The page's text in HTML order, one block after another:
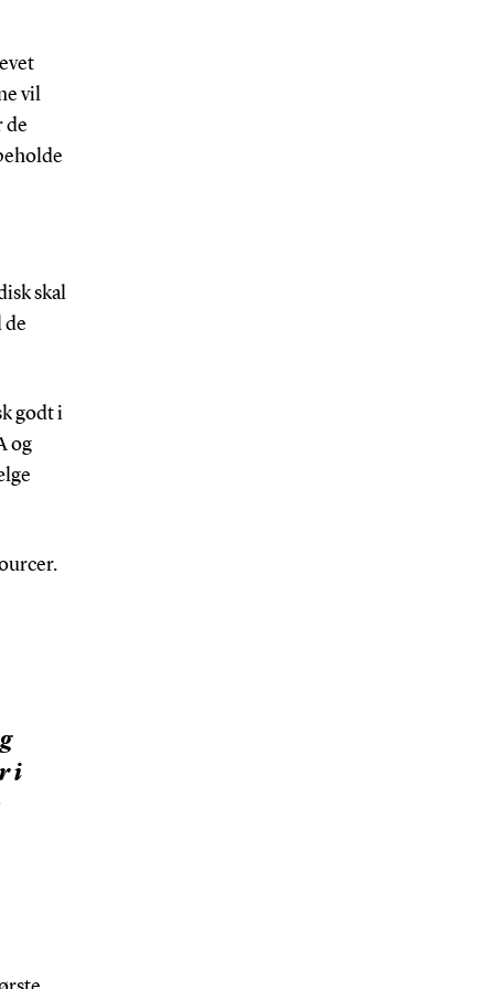
vil
de
skal
de
godt i
og
i